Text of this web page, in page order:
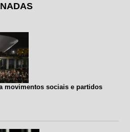
movimentos sociais e partidos